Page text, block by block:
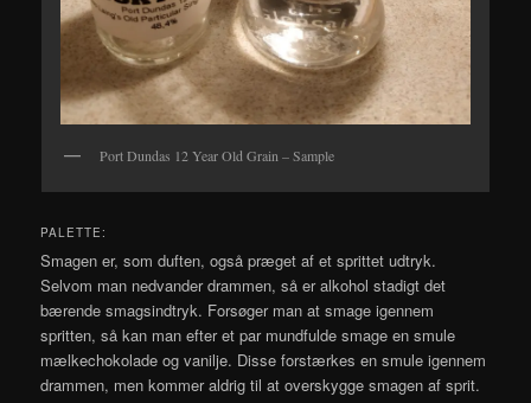
Port Dundas 12 Year Old Grain – Sample
PALETTE:
Smagen er, som duften, også præget af et sprittet udtryk.
Selvom man nedvander drammen, så er alkohol stadigt det
bærende smagsindtryk. Forsøger man at smage igennem
spritten, så kan man efter et par mundfulde smage en smule
mælkechokolade og vanilje. Disse forstærkes en smule igennem
drammen, men kommer aldrig til at overskygge smagen af sprit.